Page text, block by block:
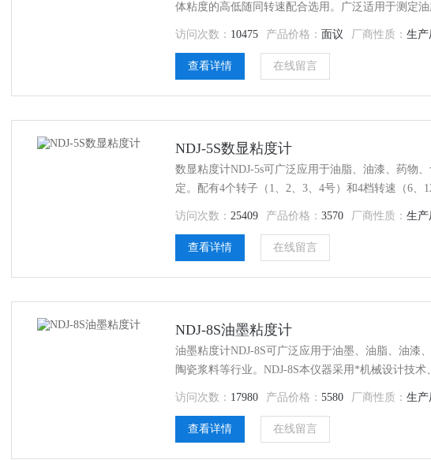
体粘度的高低随同转速配合选用。广泛适用于测定
种液体的粘度，在石油化工、医药、食品、轻工、
访问次数： 10475 产品价格： 面议 厂商性质： 生产
查看详情 在线留言
NDJ-5S数显粘度计
数显粘度计NDJ-5s可广泛应用于油脂、油漆、药物
定。配有4个转子（1、2、3、4号）和4档转速（6、
可以测量出测定范围内的各种液体的粘度。
访问次数： 25409 产品价格： 3570 厂商性质： 生产
查看详情 在线留言
NDJ-8S油墨粘度计
油墨粘度计NDJ-8S可广泛应用于油墨、油脂、油漆
陶瓷浆料等行业。NDJ-8S本仪器采用*机械设计技
确；显示器选用蓝色背光、高亮度的LCD显示屏，
体的表观粘度的仪器。
访问次数： 17980 产品价格： 5580 厂商性质： 生产
查看详情 在线留言